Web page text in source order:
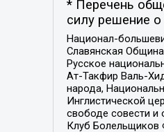
* Перечень
силу решение о
Национал-
Славянская
Русское
Ат-Такфир Валь-
народа,
Инглистической
свободе совести и
Клуб Болельщиков